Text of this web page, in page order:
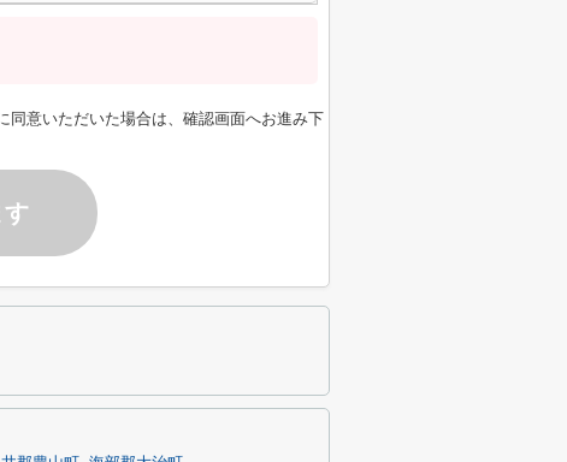
同意いただいた場合は、確認画面へお進み下
す